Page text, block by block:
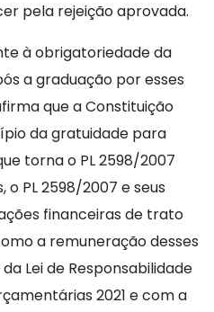
pela rejeição aprovada.
à obrigatoriedade da
a graduação por esses
que a Constituição
da gratuidade para
torna o PL 2598/2007
PL 2598/2007 e seus
financeiras de trato
a remuneração desses
Lei de Responsabilidade
2021 e com a